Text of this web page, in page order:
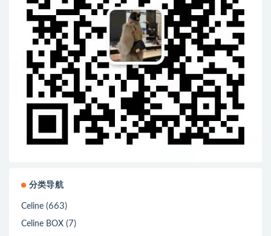
分类导航
Celine (663)
Celine BOX (7)